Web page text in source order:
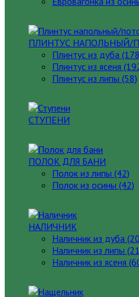
ПЛИНТУС НАПОЛЬНЫЙ/
Плинтус из дуба
Плинтус из ясеня
Плинтус из липы (58)
СТУПЕНИ
ПОЛОК ДЛЯ БАНИ
Полок из липы (42)
Полок из осины (42)
НАЛИЧНИК
Наличник из дуба
Наличник из липы
Наличник из ясеня